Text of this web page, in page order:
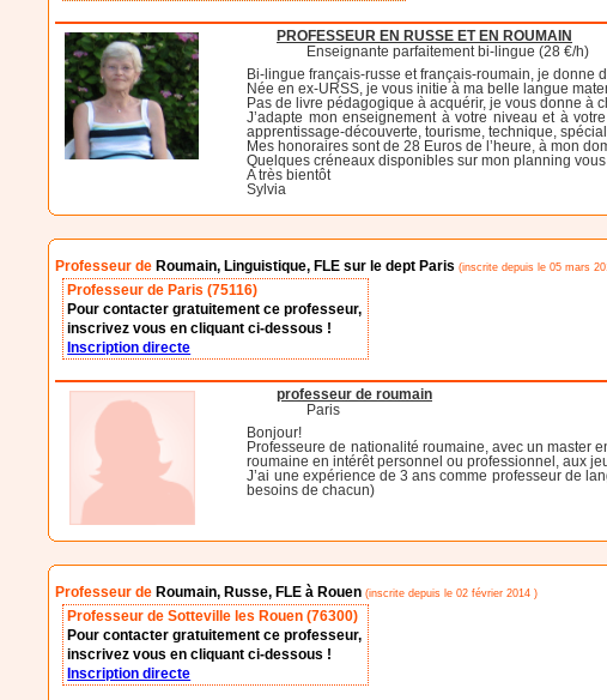
PROFESSEUR EN RUSSE ET EN ROUMAIN
Enseignante parfaitement bi-lingue (28 €/h)
Bi-lingue français-russe et français-roumain, je donne
Née en ex-URSS, je vous initie à ma belle langue
Pas de livre pédagogique à acquérir, je vous donne à
J’adapte mon enseignement à votre niveau et à
apprentissage-découverte, tourisme, technique,
Mes honoraires sont de 28 Euros de l’heure, à mon
Quelques créneaux disponibles sur mon planning
A très bientôt
Sylvia
Professeur de Roumain, Linguistique, FLE sur le dept Paris (inscrite depuis le 05 mars
Professeur de Paris (75116)
Pour contacter gratuitement ce professeur,
inscrivez vous en cliquant ci-dessous !
Inscription directe
professeur de roumain
Paris
Bonjour!
Professeure de nationalité roumaine, avec un master
roumaine en intérêt personnel ou professionnel, aux
J’ai une expérience de 3 ans comme professeur de
besoins de chacun)
Professeur de Roumain, Russe, FLE à Rouen (inscrite depuis le 02 février 2014 )
Professeur de Sotteville les Rouen (76300)
Pour contacter gratuitement ce professeur,
inscrivez vous en cliquant ci-dessous !
Inscription directe